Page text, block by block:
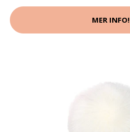
MER INFO!